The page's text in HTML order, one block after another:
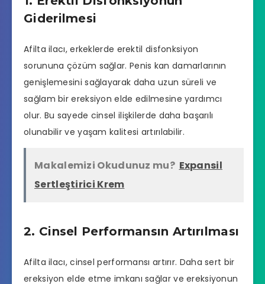
Giderilmesi
Afilta ilacı, erkeklerde erektil disfonksiyon
sorununa çözüm sağlar. Penis kan damarlarının
genişlemesini sağlayarak daha uzun süreli ve
sağlam bir ereksiyon elde edilmesine yardımcı
olur. Bu sayede cinsel ilişkilerde daha başarılı
olunabilir ve yaşam kalitesi artırılabilir.
Makalemizi Okudunuz mu? Expansil
Sertleştirici Krem
2. Cinsel Performansın Artırılması
Afilta ilacı, cinsel performansı artırır. Daha sert bir
ereksiyon elde etme imkanı sağlar ve ereksiyonun